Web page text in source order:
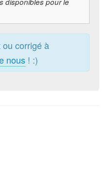
corrigé à
nous ! :)